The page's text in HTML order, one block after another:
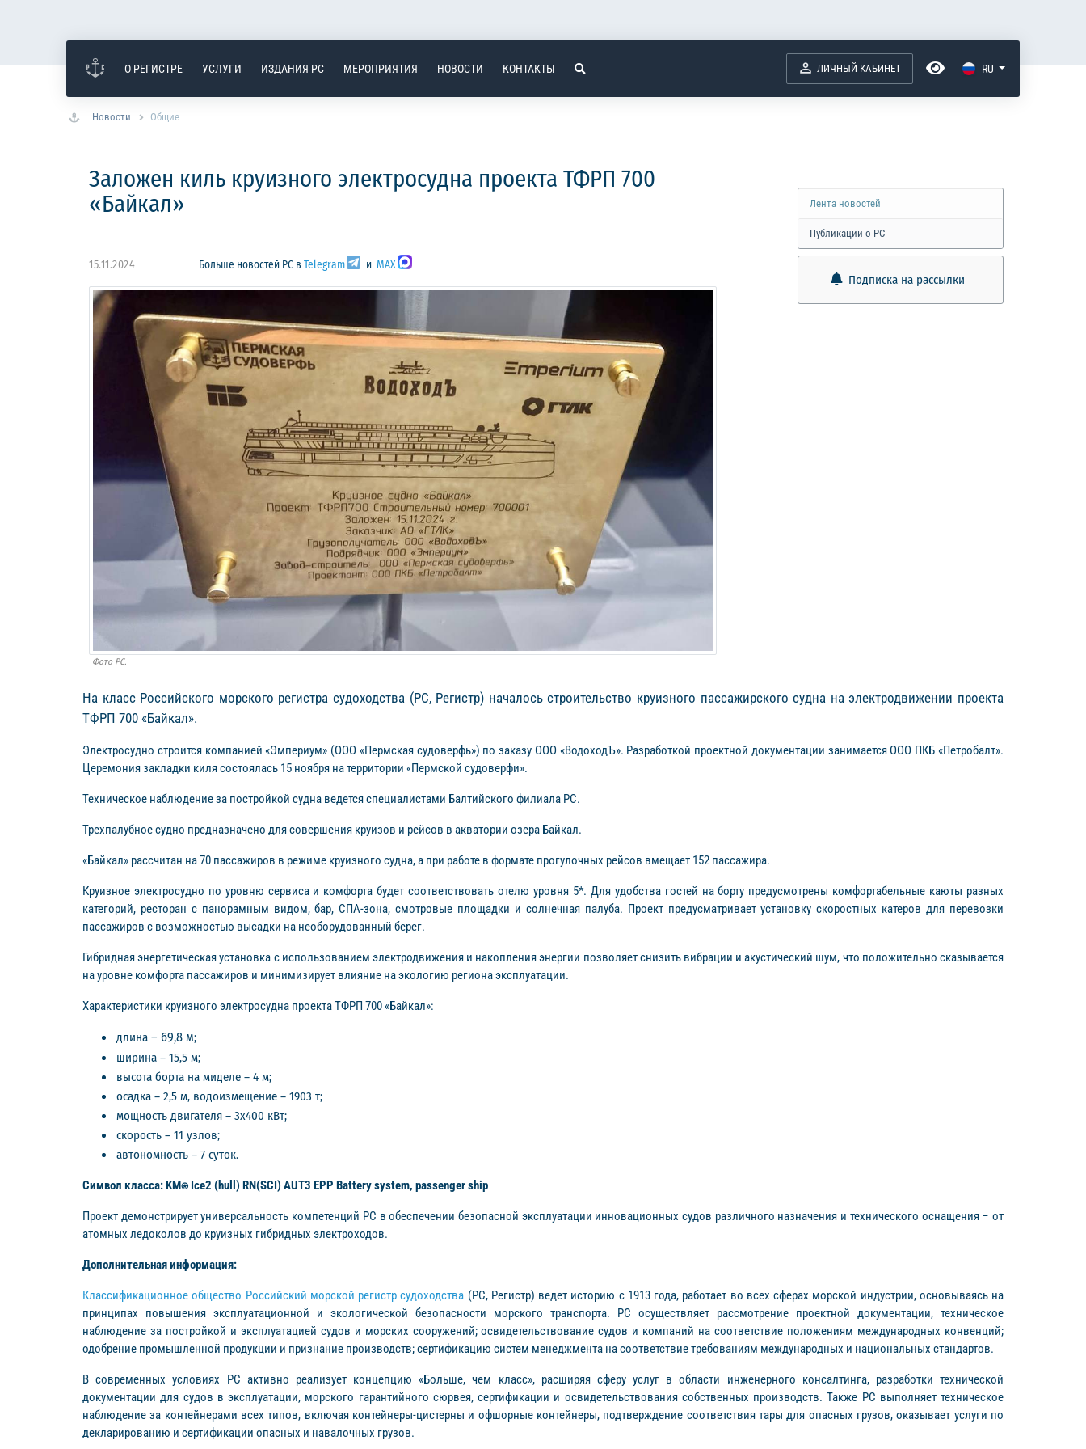
О РЕГИСТРЕ УСЛУГИ ИЗДАНИЯ РС МЕРОПРИЯТИЯ НОВОСТИ КОНТАКТЫ ЛИЧНЫЙ КАБИНЕТ RU
Новости Общие
Заложен киль круизного электросудна проекта ТФРП 700
«Байкал»
15.11.2024 Больше новостей РС вTelegram иMAX
Фото РС.
Лента новостей
Публикации о РС
Подписка на рассылки
На класс Российского морского регистра судоходства (РС, Регистр) началось строительство круизного пассажирского судна на электродвижении проекта
ТФРП 700 «Байкал».
Электросудно строится компанией «Эмпериум» (ООО «Пермская судоверфь») по заказу ООО «ВодоходЪ». Разработкой проектной документации занимается ООО ПКБ «Петробалт».
Церемония закладки киля состоялась 15 ноября на территории «Пермской судоверфи».
Техническое наблюдение за постройкой судна ведется специалистами Балтийского филиала РС.
Трехпалубное судно предназначено для совершения круизов и рейсов в акватории озера Байкал.
«Байкал» рассчитан на 70 пассажиров в режиме круизного судна, а при работе в формате прогулочных рейсов вмещает 152 пассажира.
Круизное электросудно по уровню сервиса и комфорта будет соответствовать отелю уровня 5*. Для удобства гостей на борту предусмотрены комфортабельные каюты разных
категорий, ресторан с панорамным видом, бар, СПА-зона, смотровые площадки и солнечная палуба. Проект предусматривает установку скоростных катеров для перевозки
пассажиров с возможностью высадки на необорудованный берег.
Гибридная энергетическая установка с использованием электродвижения и накопления энергии позволяет снизить вибрации и акустический шум, что положительно сказывается
на уровне комфорта пассажиров и минимизирует влияние на экологию региона эксплуатации.
Характеристики круизного электросудна проекта ТФРП 700 «Байкал»:
длина – 69,8 м;
ширина – 15,5 м;
высота борта на миделе – 4 м;
осадка – 2,5 м, водоизмещение – 1903 т;
мощность двигателя – 3х400 кВт;
скорость – 11 узлов;
автономность – 7 суток.
Символ класса: KM⍟ Ice2 (hull) RN(SCI) AUT3 EPP Battery system, passenger ship
Проект демонстрирует универсальность компетенций РС в обеспечении безопасной эксплуатации инновационных судов различного назначения и технического оснащения – от
атомных ледоколов до круизных гибридных электроходов. ​
Дополнительная информация:
Классификационное общество Российский морской регистр судоходства (РС, Регистр) ведет историю с 1913 года, работает во всех сферах морской индустрии, основываясь на
принципах повышения эксплуатационной и экологической безопасности морского транспорта. РС осуществляет рассмотрение проектной документации, техническое
наблюдение за постройкой и эксплуатацией судов и морских сооружений; освидетельствование судов и компаний на соответствие положениям международных конвенций;
одобрение промышленной продукции и признание производств; сертификацию систем менеджмента на соответствие требованиям международных и национальных стандартов.
В современных условиях РС активно реализует концепцию «Больше, чем класс», расширяя сферу услуг в области инженерного консалтинга, разработки технической
документации для судов в эксплуатации, морского гарантийного сюрвея, сертификации и освидетельствования собственных производств. Также РС выполняет техническое
наблюдение за контейнерами всех типов, включая контейнеры-цистерны и офшорные контейнеры, подтверждение соответствия тары для опасных грузов, оказывает услуги по
декларированию и сертификации опасных и навалочных грузов.